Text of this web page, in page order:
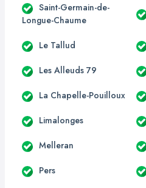
Saint-Germain-de-
Longue-Chaume
Le Tallud
Les Alleuds 79
La Chapelle-Pouilloux
Limalonges
Melleran
Pers